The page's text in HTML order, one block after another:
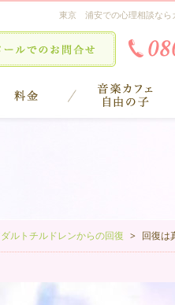
東京 浦安での心理相談なら
ルトチルドレンからの回復 回復は